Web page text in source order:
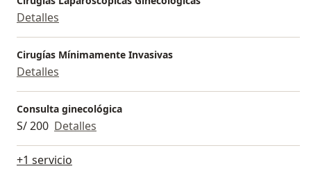
Detalles
Cirugías Mínimamente Invasivas
Detalles
Consulta ginecológica
S/ 200 Detalles
+1 servicio